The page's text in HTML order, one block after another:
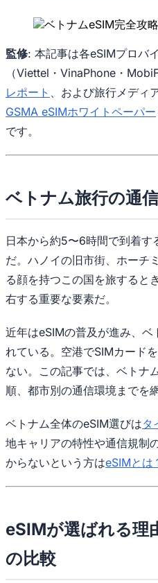
監修: 本記事は各eSIMプロバ
（Viettel・VinaPhone・
レポート 、および旅行メディ
GSMA eSIMホワイトペーパー
です。
ベトナム旅行の通
日本から約5〜6時間で到着
だ。ハノイの旧市街、ホー
る顔を持つこの国を旅すると
右する重要な要素だ。
近年はeSIMの普及が進み、
れている。空港でSIMカード
ない。この記事では、ベトナ
順、都市別の通信環境までを
ベトナム全体のeSIM選びはタ
地キャリアの特性や通信規制
からないという方はeSIMとは
eSIMが選ばれる
の比較